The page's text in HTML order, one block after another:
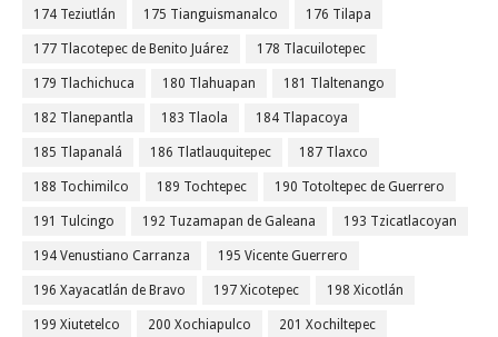
174 Teziutlán 175 Tianguismanalco 176 Tilapa
177 Tlacotepec de Benito Juárez 178 Tlacuilotepec
179 Tlachichuca 180 Tlahuapan 181 Tlaltenango
182 Tlanepantla 183 Tlaola 184 Tlapacoya
185 Tlapanalá 186 Tlatlauquitepec 187 Tlaxco
188 Tochimilco 189 Tochtepec 190 Totoltepec de Guerrero
191 Tulcingo 192 Tuzamapan de Galeana 193 Tzicatlacoyan
194 Venustiano Carranza 195 Vicente Guerrero
196 Xayacatlán de Bravo 197 Xicotepec 198 Xicotlán
199 Xiutetelco 200 Xochiapulco 201 Xochiltepec